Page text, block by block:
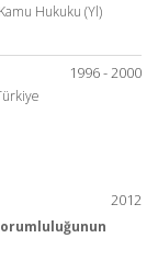
Hukuku (Yl)
1996 - 2000
2012